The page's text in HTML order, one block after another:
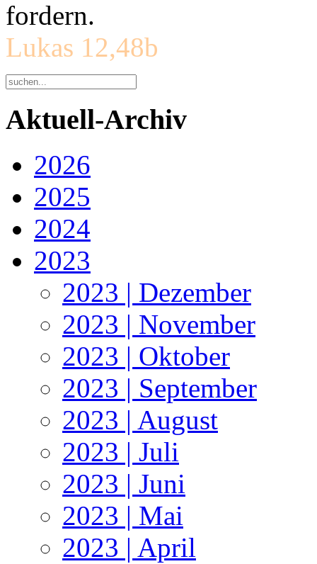
fordern.
Lukas 12,48b
Aktuell-Archiv
2026
2025
2024
2023
2023 | Dezember
2023 | November
2023 | Oktober
2023 | September
2023 | August
2023 | Juli
2023 | Juni
2023 | Mai
2023 | April